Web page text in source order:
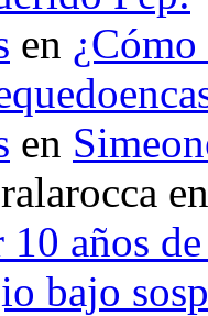
en
en
10 años
bajo